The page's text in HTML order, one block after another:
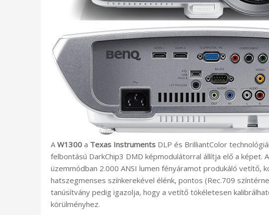
A W1300 a Texas Instruments DLP és BrilliantColor
felbontású DarkChip3 DMD képmodulátorral állítja elő a képet.
üzemmódban 2.000 ANSI lumen fényáramot produkáló vetítő,
hatszegmenses színkerekével élénk, pontos (Rec.709
tanúsítvány pedig igazolja, hogy a vetítő tökéletesen
körülményhez.